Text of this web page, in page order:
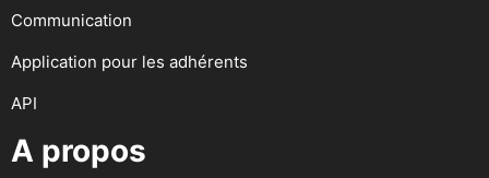
Communication
Application pour les adhérents
API
A propos